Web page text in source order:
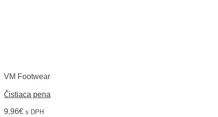
VM Footwear
Čistiaca pena
9,96€ s DPH